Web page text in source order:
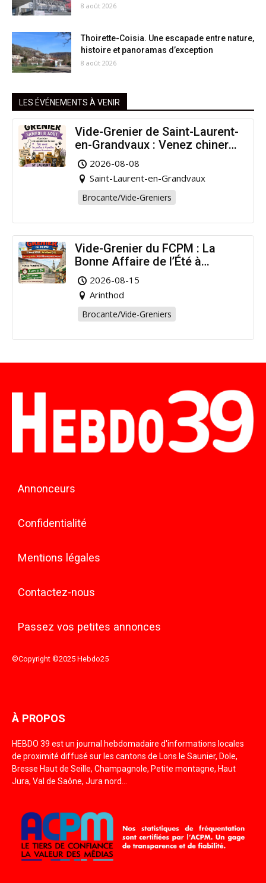
8 août 2026
Thoirette-Coisia. Une escapade entre nature,
histoire et panoramas d’exception
8 août 2026
LES ÉVÉNEMENTS À VENIR
Vide-Grenier de Saint-Laurent-
en-Grandvaux : Venez chiner
pour la bonne cause !
2026-08-08
Saint-Laurent-en-Grandvaux
Brocante/Vide-Greniers
Vide-Grenier du FCPM : La
Bonne Affaire de l’Été à
Arinthod !
2026-08-15
Arinthod
Brocante/Vide-Greniers